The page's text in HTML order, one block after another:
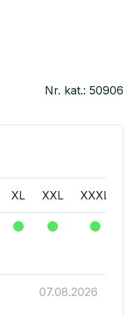
Nr. kat.: 50906
XL XXL XXXL
07.08.2026